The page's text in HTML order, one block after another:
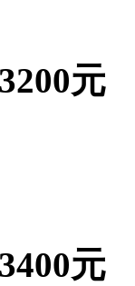
元
元